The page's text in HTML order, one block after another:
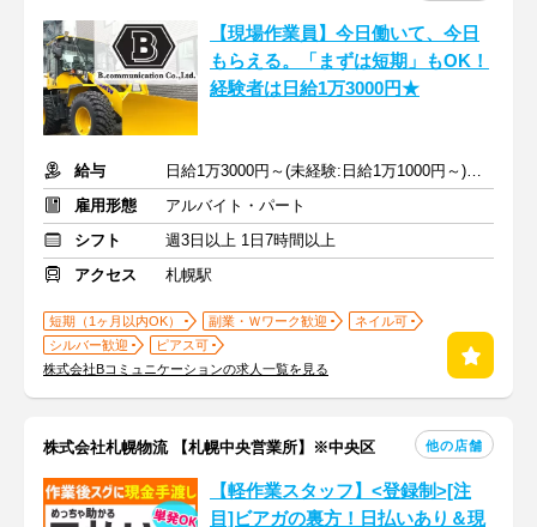
【現場作業員】今日働いて、今日
もらえる。「まずは短期」もOK！
経験者は日給1万3000円★
給与
日給1万3000円～(未経験:日給1万1000円～)＋交通費支給 + 賞与
雇用形態
アルバイト・パート
シフト
週3日以上 1日7時間以上
アクセス
札幌駅
短期（1ヶ月以内OK） 副業・Ｗワーク歓迎
ネイル可
シルバー歓迎
ピアス可
株式会社Bコミュニケーションの求人一覧を見る
株式会社札幌物流 【札幌中央営業所】※中央区 他の店舗
【軽作業スタッフ】<登録制>[注
目]ビアガの裏方！日払いあり＆現